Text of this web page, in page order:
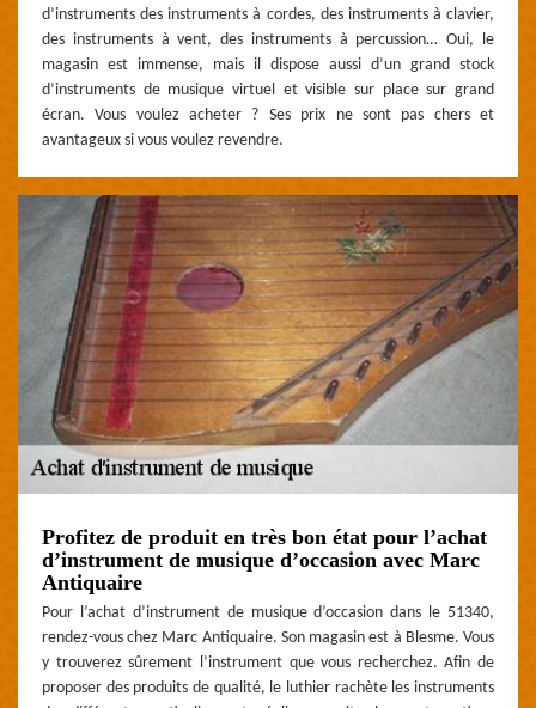
d’instruments des instruments à cordes, des instruments à clavier,
des instruments à vent, des instruments à percussion… Oui, le
magasin est immense, mais il dispose aussi d’un grand stock
d’instruments de musique virtuel et visible sur place sur grand
écran. Vous voulez acheter ? Ses prix ne sont pas chers et
avantageux si vous voulez revendre.
Profitez de produit en très bon état pour l’achat
d’instrument de musique d’occasion avec Marc
Antiquaire
Pour l’achat d’instrument de musique d’occasion dans le 51340,
rendez-vous chez Marc Antiquaire. Son magasin est à Blesme. Vous
y trouverez sûrement l’instrument que vous recherchez. Afin de
proposer des produits de qualité, le luthier rachète les instruments